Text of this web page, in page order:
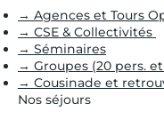
→ Agences et Tours
→ CSE & Collectivités
→ Séminaires
→ Groupes (20 pers. et
→ Cousinade et
Nos séjours